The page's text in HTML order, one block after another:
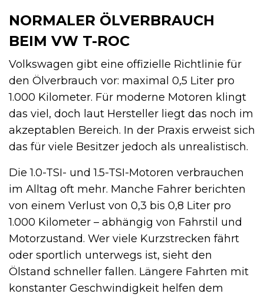
NORMALER ÖLVERBRAUCH
BEIM VW T-ROC
Volkswagen gibt eine offizielle Richtlinie für
den Ölverbrauch vor: maximal 0,5 Liter pro
1.000 Kilometer. Für moderne Motoren klingt
das viel, doch laut Hersteller liegt das noch im
akzeptablen Bereich. In der Praxis erweist sich
das für viele Besitzer jedoch als unrealistisch.
Die 1.0-TSI- und 1.5-TSI-Motoren verbrauchen
im Alltag oft mehr. Manche Fahrer berichten
von einem Verlust von 0,3 bis 0,8 Liter pro
1.000 Kilometer – abhängig von Fahrstil und
Motorzustand. Wer viele Kurzstrecken fährt
oder sportlich unterwegs ist, sieht den
Ölstand schneller fallen. Längere Fahrten mit
konstanter Geschwindigkeit helfen dem